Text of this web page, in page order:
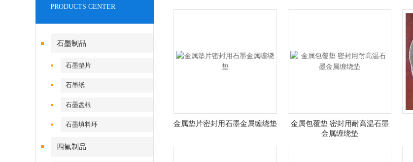
PRODUCTS CENTER
石墨制品
石墨垫片
石墨纸
石墨盘根
石墨填料环
四氟制品
金属垫片密封用石墨金属缠绕垫
金属包覆垫 密封用耐高温石墨
金属缠绕垫